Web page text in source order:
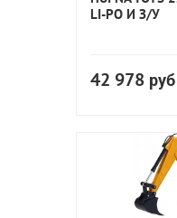
LI-PO И З/У
42 978 руб